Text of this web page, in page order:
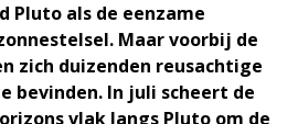
Pluto als de eenzame
Maar voorbij de
zich duizenden reusachtige
bevinden. In juli scheert de
vlak langs Pluto om de